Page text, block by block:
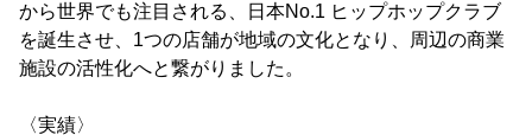
から世界でも注目される、日本No.1 ヒップホップクラブ
を誕生させ、1つの店舗が地域の文化となり、周辺の商業
施設の活性化へと繋がりました。
〈実績〉